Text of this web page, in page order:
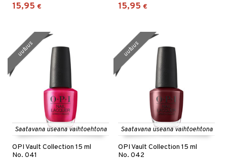
15,95 € 15,95 €
Saatavana useana vaihtoehtona
OPI Vault Collection 15 ml
No. 041
uutuus
Saatavana useana vaihtoehtona
OPI Vault Collection 15 ml
No. 042
uutuus